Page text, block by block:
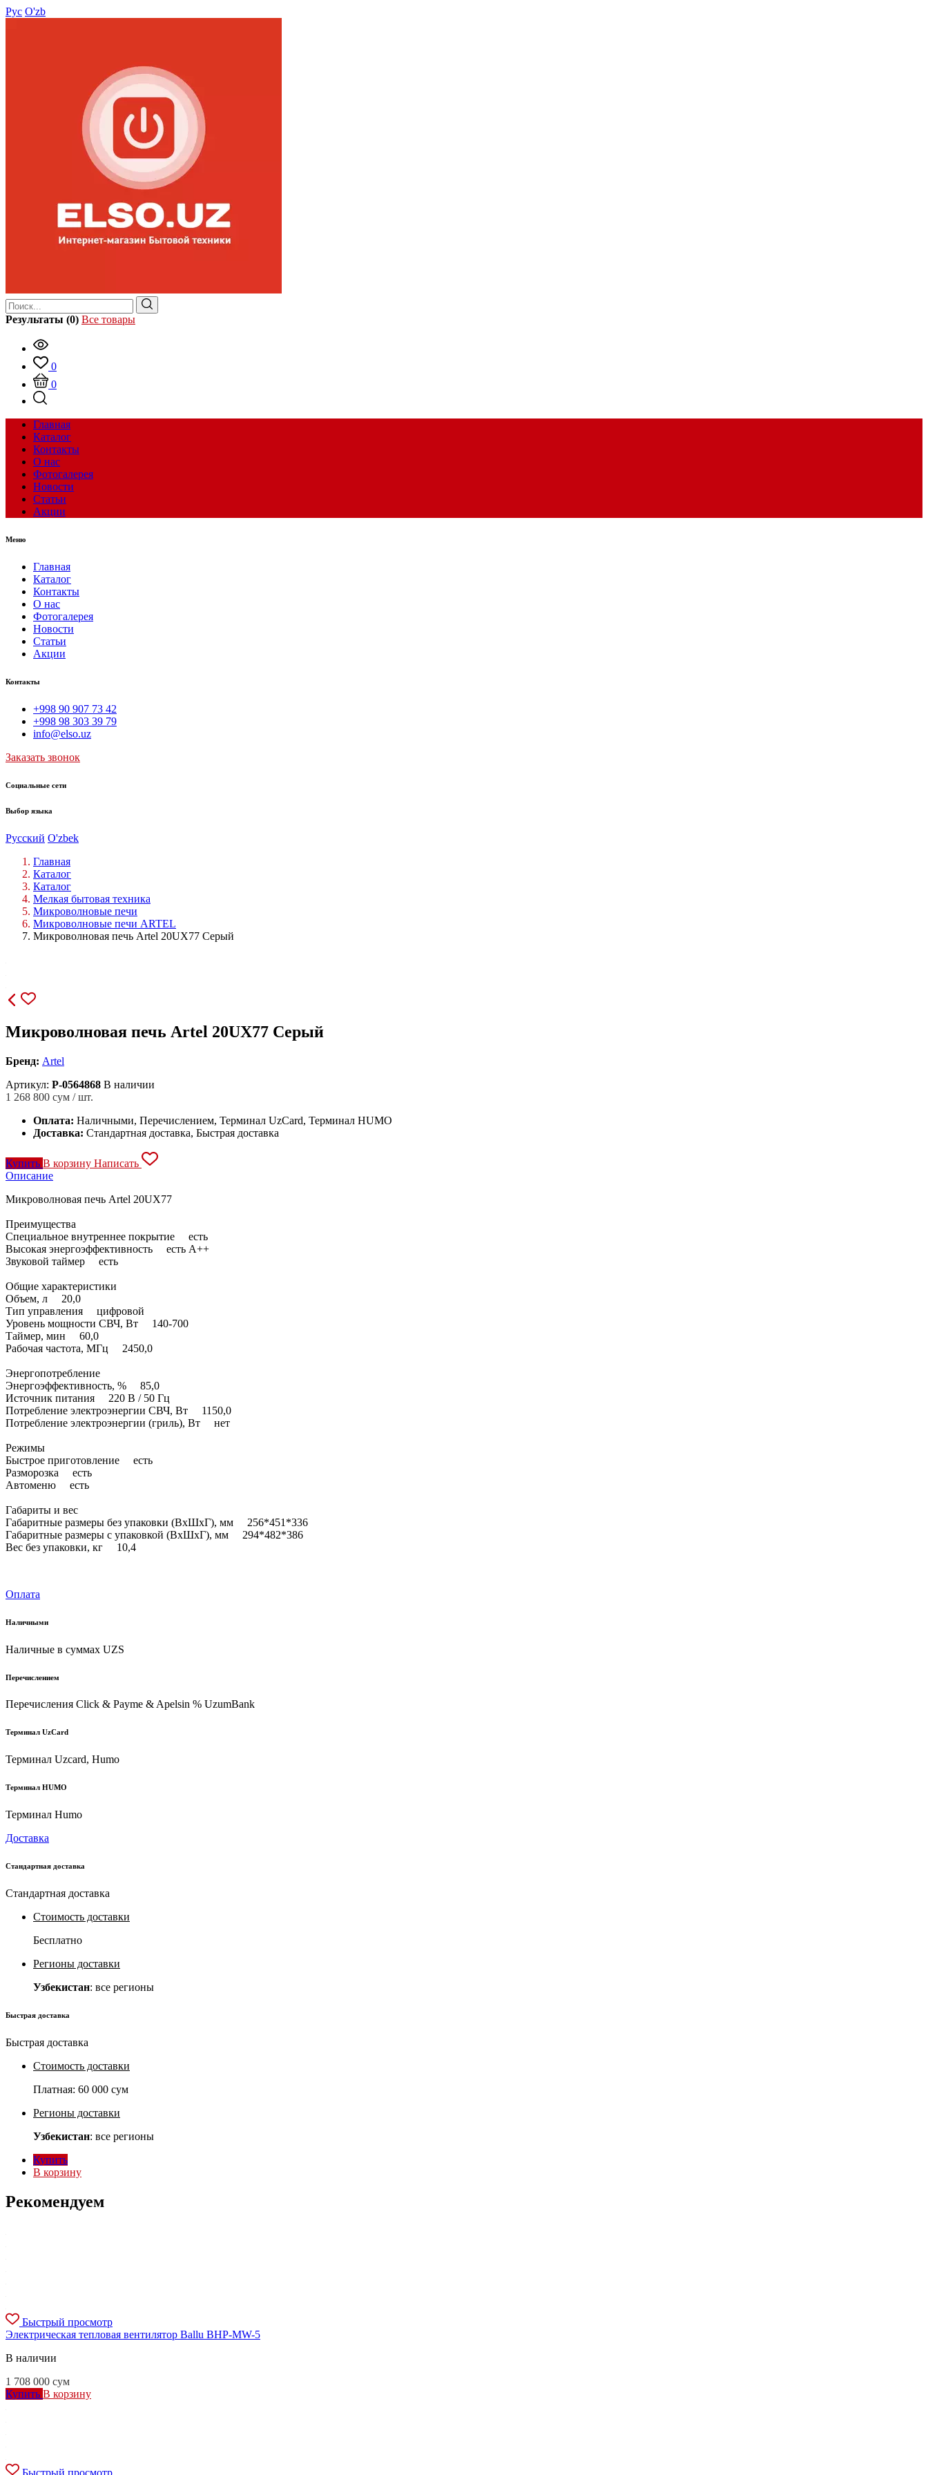
Рус O'zb
Результаты (0) Все товары
0
0
Главная
Каталог
Контакты
О нас
Фотогалерея
Новости
Статьи
Акции
Меню
Главная
Каталог
Контакты
О нас
Фотогалерея
Новости
Статьи
Акции
Контакты
+998 90 907 73 42
+998 98 303 39 79
info@elso.uz
Заказать звонок
Социальные сети
Выбор языка
Русский O'zbek
Главная
Каталог
Каталог
Мелкая бытовая техника
Микроволновые печи
Микроволновые печи ARTEL
Микроволновая печь Artel 20UX77 Серый
Микроволновая печь Artel 20UX77 Серый
Бренд: Artel
Артикул: P-0564868 В наличии
1 268 800 сум / шт.
Оплата: Наличными, Перечислением, Терминал UzCard, Терминал HUMO
Доставка: Стандартная доставка, Быстрая доставка
Купить В корзину Написать
Описание
Микроволновая печь Artel 20UX77
Преимущества
Специальное внутреннее покрытие есть
Высокая энергоэффективность есть A++
Звуковой таймер есть
Общие характеристики
Объем, л 20,0
Тип управления цифровой
Уровень мощности СВЧ, Вт 140-700
Таймер, мин 60,0
Рабочая частота, МГц 2450,0
Энергопотребление
Энергоэффективность, % 85,0
Источник питания 220 В / 50 Гц
Потребление электроэнергии СВЧ, Вт 1150,0
Потребление электроэнергии (гриль), Вт нет
Режимы
Быстрое приготовление есть
Разморозка есть
Автоменю есть
Габариты и вес
Габаритные размеры без упаковки (ВхШхГ), мм 256*451*336
Габаритные размеры с упаковкой (ВхШхГ), мм 294*482*386
Вес без упаковки, кг 10,4
Оплата
Наличными
Наличные в суммах UZS
Перечислением
Перечисления Click & Payme & Apelsin % UzumBank
Терминал UzCard
Терминал Uzcard, Humo
Терминал HUMO
Терминал Humo
Доставка
Стандартная доставка
Стандартная доставка
Стоимость доставки
Бесплатно
Регионы доставки
Узбекистан: все регионы
Быстрая доставка
Быстрая доставка
Стоимость доставки
Платная: 60 000 сум
Регионы доставки
Узбекистан: все регионы
Купить
В корзину
Рекомендуем
Быстрый просмотр
Электрическая тепловая вентилятор Ballu BHP-MW-5
В наличии
1 708 000 сум
Купить В корзину
Быстрый просмотр